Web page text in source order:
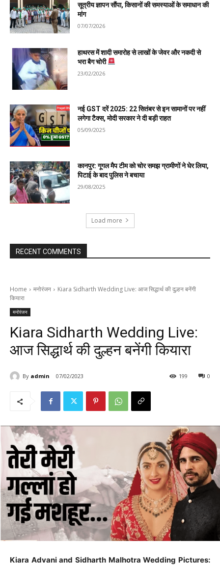
सूत्रीय ज्ञापन सौंपा, किसानों की समस्याओं के समाधान की
मांग
07/07/2026
हाथरस में शादी समारोह से लाखों के जेवर और नकदी से
भरा बैग चोरी
23/02/2026
नई GST दरें 2025: 22 सितंबर से इन सामानों पर नहीं
लगेगा टैक्स, मोदी सरकार ने दी बड़ी राहत
05/09/2025
कानपुर: गूगल मैप टीम को चोर समझ ग्रामीणों ने घेर लिया,
पिटाई के बाद पुलिस ने बचाया
29/08/2025
Load more
RECENT COMMENTS